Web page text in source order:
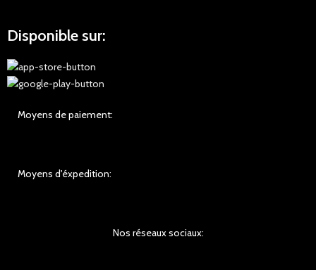
Disponible sur:
Moyens de paiement:
Moyens d'éxpedition:
Nos réseaux sociaux: